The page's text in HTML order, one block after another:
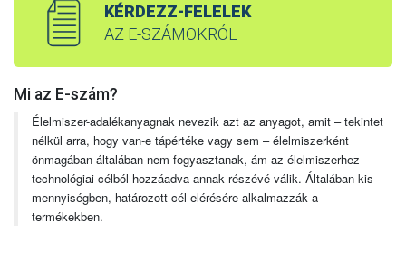
KÉRDEZZ-FELELEK
AZ E-SZÁMOKRÓL
Mi az E-szám?
Élelmiszer-adalékanyagnak nevezik azt az anyagot, amit – tekintet
nélkül arra, hogy van-e tápértéke vagy sem – élelmiszerként
önmagában általában nem fogyasztanak, ám az élelmiszerhez
technológiai célból hozzáadva annak részévé válik. Általában kis
mennyiségben, határozott cél elérésére alkalmazzák a
termékekben.